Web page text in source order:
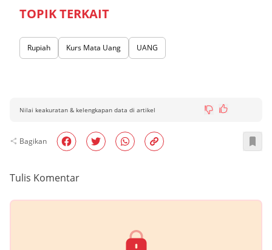
TOPIK TERKAIT
Rupiah Kurs Mata Uang UANG
Nilai keakuratan & kelengkapan data di artikel
Bagikan
Tulis Komentar